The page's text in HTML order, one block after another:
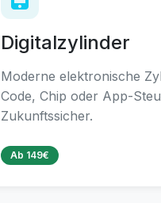
Digitalzylinder
Moderne elektronische
Code, Chip oder App-
Zukunftssicher.
Ab 149€